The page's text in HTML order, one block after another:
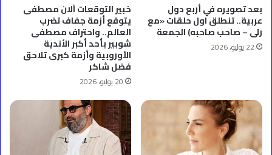
بعد تصويره في أربع دول
عربية.. تنطلق اول حلقات «مع
رلى – صاحب صاحبه) الجمعة
22 يوليو، 2026
خبير التوقعات آلان مصطفى
يتوقع أزمة جفاف تضرب
العالم.. واحتراف مصطفى
شوبير بأحد أكبر الأندية
الأوروبية وأزمة كبرى تلاحق
فضل شاكر
20 يوليو، 2026